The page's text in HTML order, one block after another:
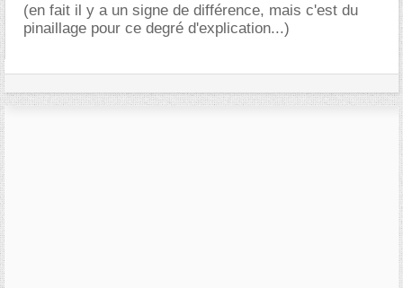
(en fait il y a un signe de différence, mais c'est du
pinaillage pour ce degré d'explication...)